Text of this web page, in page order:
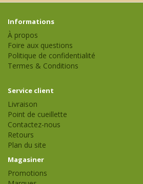
Informations
À propos
Foire aux questions
Politique de confidentialité
Termes & Conditions
Service client
Livraison
Point de cueillette
Contactez-nous
Retours
Plan du site
Magasiner
Promotions